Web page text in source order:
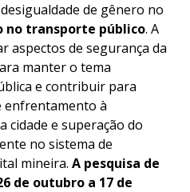
de gênero no
no transporte público. A
aspectos de segurança da
manter o tema
e contribuir para
enfrentamento à
cidade e superação do
no sistema de
mineira. A pesquisa de
de outubro a 17 de